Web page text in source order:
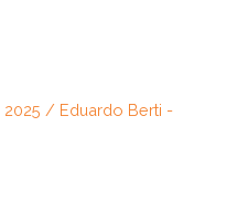
2025 / Eduardo Berti -